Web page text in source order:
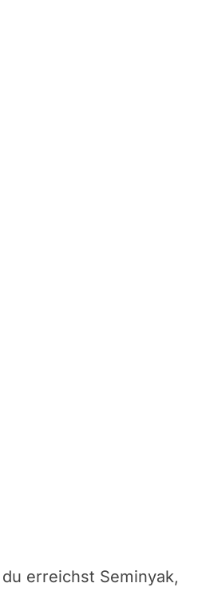
erreichst Seminyak,